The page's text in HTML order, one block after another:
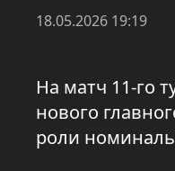
18.05.2026 19:19
На матч 11-го
нового
роли